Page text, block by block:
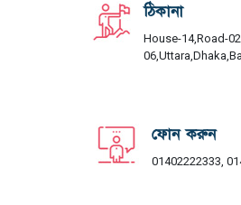
ঠিকানা
House-14,Road-
ফোন করুন
01402222333,